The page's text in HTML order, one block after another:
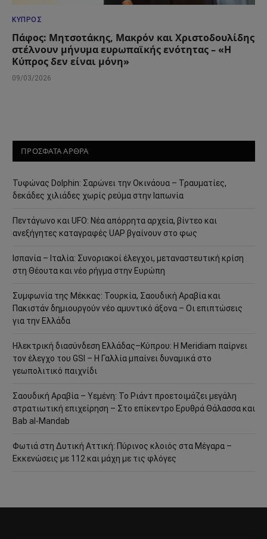
ΚΎΠΡΟΣ
Πάφος: Μητσοτάκης, Μακρόν και Χριστοδουλίδης
στέλνουν μήνυμα ευρωπαϊκής ενότητας – «Η
Κύπρος δεν είναι μόνη»
09/03/2026
ΠΡΟΣΦΑΤΑ ΑΡΘΡΑ
Τυφώνας Dolphin: Σαρώνει την Οκινάουα – Τραυματίες,
δεκάδες χιλιάδες χωρίς ρεύμα στην Ιαπωνία
Πεντάγωνο και UFO: Νέα απόρρητα αρχεία, βίντεο και
ανεξήγητες καταγραφές UAP βγαίνουν στο φως
Ισπανία – Ιταλία: Συνοριακοί έλεγχοι, μεταναστευτική κρίση
στη Θέουτα και νέο ρήγμα στην Ευρώπη
Συμφωνία της Μέκκας: Τουρκία, Σαουδική Αραβία και
Πακιστάν δημιουργούν νέο αμυντικό άξονα – Οι επιπτώσεις
για την Ελλάδα
Ηλεκτρική διασύνδεση Ελλάδας–Κύπρου: Η Meridiam παίρνει
τον έλεγχο του GSI – Η Γαλλία μπαίνει δυναμικά στο
γεωπολιτικό παιχνίδι
Σαουδική Αραβία – Υεμένη: Το Ριάντ προετοιμάζει μεγάλη
στρατιωτική επιχείρηση – Στο επίκεντρο Ερυθρά Θάλασσα και
Bab al-Mandab
Φωτιά στη Δυτική Αττική: Πύρινος κλοιός στα Μέγαρα –
Εκκενώσεις με 112 και μάχη με τις φλόγες